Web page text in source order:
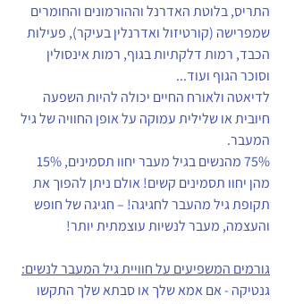
התריס, בלוטת האדרנל וההורמונים והחומרים
שמפרישה (קורטיזול ואדרנלין בעיקר), פעילות
הכבד, רמות דלקתיות בגוף, רמות אינסולין
וסוכר הגוף ועוד...
לדיאטה ולאורח החיים יכולה להיות השפעה
חיובית או שלילית עמוקה על אופן החוויה של גיל
המעבר.
מהן יחוו תסמינים קשים! אולם ניתן להפוך את
תקופת גיל מהעבר לחגיגה! – חגיגה של חופש
והעצמה, מעבר לנשיות עוצמתית יותר!
גורמים המשפיעים על חוויית גיל המעבר לנשים:
גנטיקה - אם אמא שלך או סבתא שלך התקשו